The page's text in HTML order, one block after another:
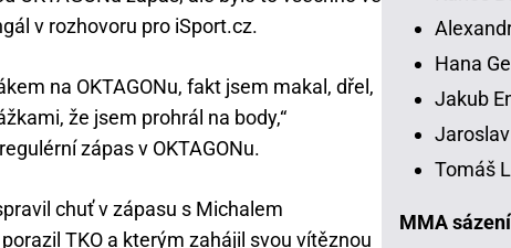
v rozhovoru pro iSport.cz.
na OKTAGONu, fakt jsem makal, dřel,
že jsem prohrál na body,“
zápas v OKTAGONu.
chuť v zápasu s Michalem
TKO a kterým zahájil svou vítěznou
Hana
Jakub
Tomáš
MMA